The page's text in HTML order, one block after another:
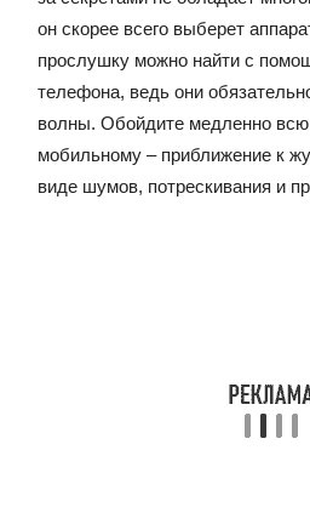
он скорее всего выберет
прослушку можно найти с
телефона, ведь они
волны. Обойдите медленно всю
мобильному – приближение к
виде шумов, потрескивания и